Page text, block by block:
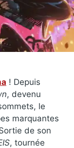
! Depuis
, devenu
le
marquantes
de son
, tournée